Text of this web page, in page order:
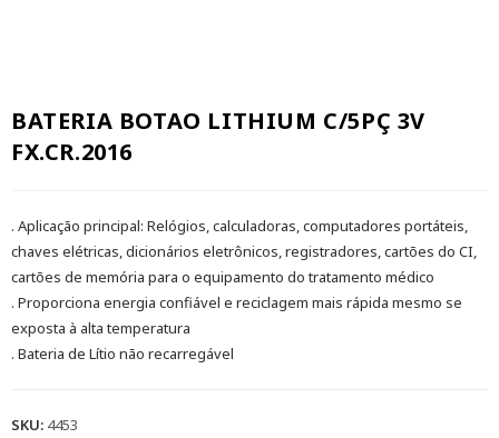
BATERIA BOTAO LITHIUM C/5PÇ 3V
FX.CR.2016
. Aplicação principal: Relógios, calculadoras, computadores portáteis,
chaves elétricas, dicionários eletrônicos, registradores, cartões do CI,
cartões de memória para o equipamento do tratamento médico
. Proporciona energia confiável e reciclagem mais rápida mesmo se
exposta à alta temperatura
. Bateria de Lítio não recarregável
SKU: 4453